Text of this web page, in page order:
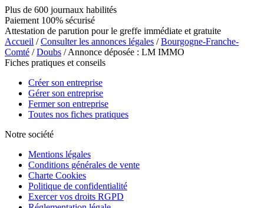
Plus de 600 journaux habilités
Paiement 100% sécurisé
Attestation de parution pour le greffe immédiate et gratuite
Accueil /Consulter les annonces légales /Bourgogne-Franche-
Comté /Doubs / Annonce déposée : LM IMMO
Fiches pratiques et conseils
Créer son entreprise
Gérer son entreprise
Fermer son entreprise
Toutes nos fiches pratiques
Notre société
Mentions légales
Conditions générales de vente
Charte Cookies
Politique de confidentialité
Exercer vos droits RGPD